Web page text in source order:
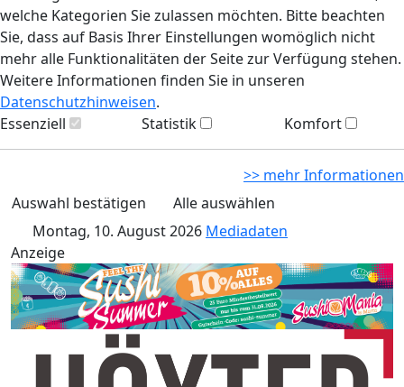
welche Kategorien Sie zulassen möchten. Bitte beachten
Sie, dass auf Basis Ihrer Einstellungen womöglich nicht
mehr alle Funktionalitäten der Seite zur Verfügung stehen.
Weitere Informationen finden Sie in unseren
Datenschutzhinweisen.
Essenziell
Statistik Komfort
>> mehr Informationen
Auswahl bestätigen
Alle auswählen
Montag, 10. August 2026 Mediadaten
Anzeige